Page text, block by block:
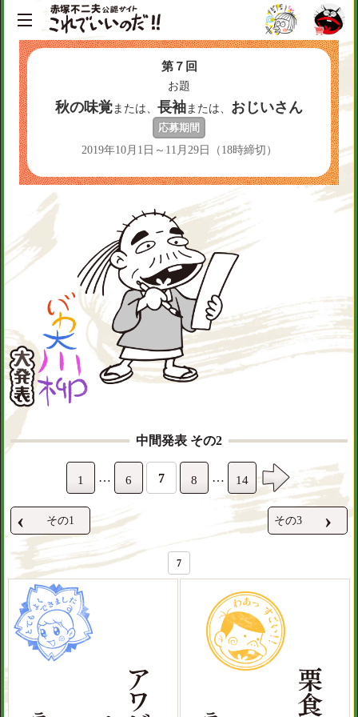
第７回
お題
秋の味覚 または、 長袖 または、 おじいさん
応募期間
2019年10月1日～11月29日（18時締切）
中間発表 その2
1 … 6 7 8 … 14
‹ その1 その3 ›
7